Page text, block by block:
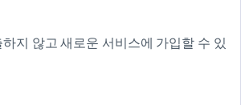
지 않고 새로운 서비스에 가입할 수 있